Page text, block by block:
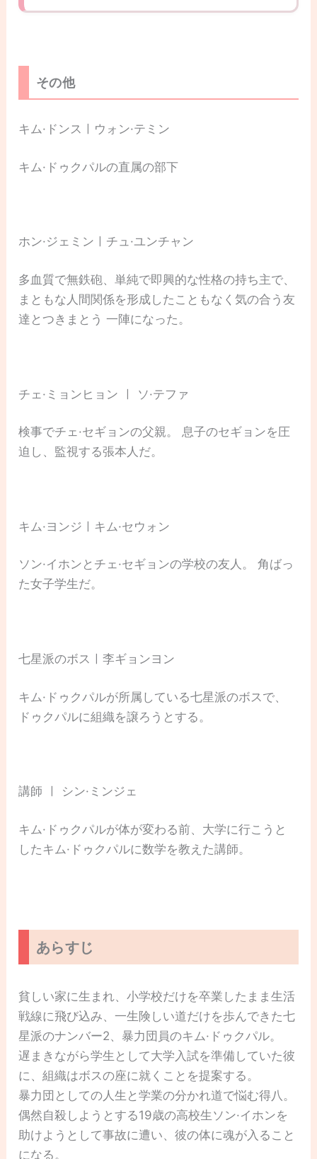
その他
キム·ドンスㅣウォン·テミン
キム·ドゥクパルの直属の部下
ホン·ジェミンㅣチュ·ユンチャン
多血質で無鉄砲、単純で即興的な性格の持ち主で、
まともな人間関係を形成したこともなく気の合う友
達とつきまとう 一陣になった。
チェ·ミョンヒョン ㅣ ソ·テファ
検事でチェ·セギョンの父親。 息子のセギョンを圧
迫し、監視する張本人だ。
キム·ヨンジㅣキム·セウォン
ソン·イホンとチェ·セギョンの学校の友人。 角ばっ
た女子学生だ。
七星派のボスㅣ李ギョンヨン
キム·ドゥクパルが所属している七星派のボスで、
ドゥクパルに組織を譲ろうとする。
講師 ㅣ シン·ミンジェ
キム·ドゥクパルが体が変わる前、大学に行こうと
したキム·ドゥクパルに数学を教えた講師。
あらすじ
貧しい家に生まれ、小学校だけを卒業したまま生活
戦線に飛び込み、一生険しい道だけを歩んできた七
星派のナンバー2、暴力団員のキム·ドゥクパル。
遅まきながら学生として大学入試を準備していた彼
に、組織はボスの座に就くことを提案する。
暴力団としての人生と学業の分かれ道で悩む得八。
偶然自殺しようとする19歳の高校生ソン·イホンを
助けようとして事故に遭い、彼の体に魂が入ること
になる。